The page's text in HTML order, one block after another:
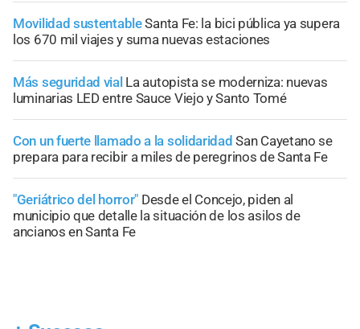
Movilidad sustentableSanta Fe: la bici pública ya supera
los 670 mil viajes y suma nuevas estaciones
Más seguridad vial La autopista se moderniza: nuevas
luminarias LED entre Sauce Viejo y Santo Tomé
Con un fuerte llamado a la solidaridad San Cayetano se
prepara para recibir a miles de peregrinos de Santa Fe
"Geriátrico del horror" Desde el Concejo, piden al
municipio que detalle la situación de los asilos de
ancianos en Santa Fe